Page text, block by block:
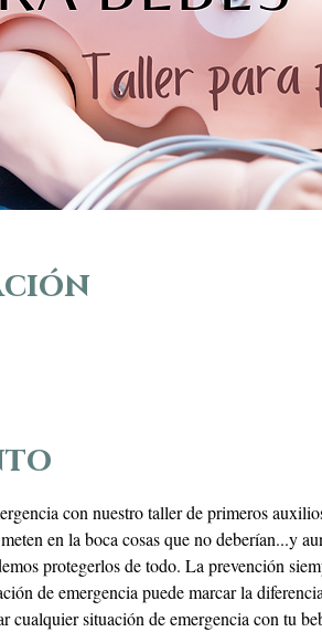
con nuestro taller de primeros
en la boca cosas que no deberían...y
protegerlos de todo. La prevención
de emergencia puede marcar la
cualquier situación de emergencia con tu